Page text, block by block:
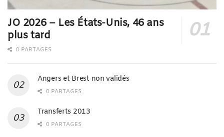
JO 2026 – Les États-Unis, 46 ans
plus tard
0 PARTAGES
Angers et Brest non validés
0 PARTAGES
Transferts 2013
0 PARTAGES